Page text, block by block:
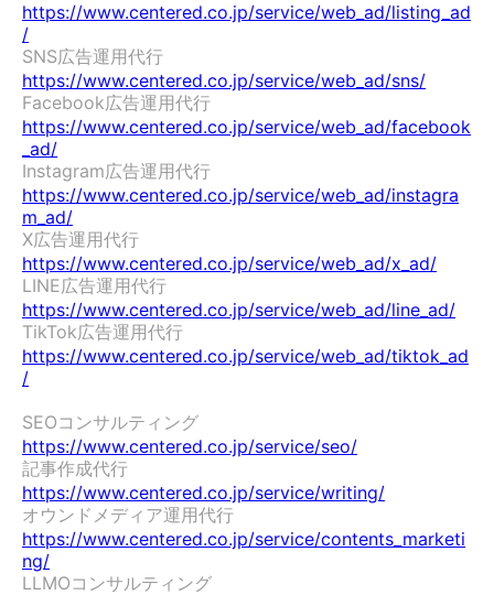
https://www.centered.co.jp/service/web_ad/listing_ad
/
SNS広告運用代行
https://www.centered.co.jp/service/web_ad/sns/
Facebook広告運用代行
https://www.centered.co.jp/service/web_ad/facebook
_ad/
Instagram広告運用代行
https://www.centered.co.jp/service/web_ad/instagra
m_ad/
X広告運用代行
https://www.centered.co.jp/service/web_ad/x_ad/
LINE広告運用代行
https://www.centered.co.jp/service/web_ad/line_ad/
TikTok広告運用代行
https://www.centered.co.jp/service/web_ad/tiktok_ad
/
SEOコンサルティング
https://www.centered.co.jp/service/seo/
記事作成代行
https://www.centered.co.jp/service/writing/
オウンドメディア運用代行
https://www.centered.co.jp/service/contents_marketi
ng/
LLMOコンサルティング